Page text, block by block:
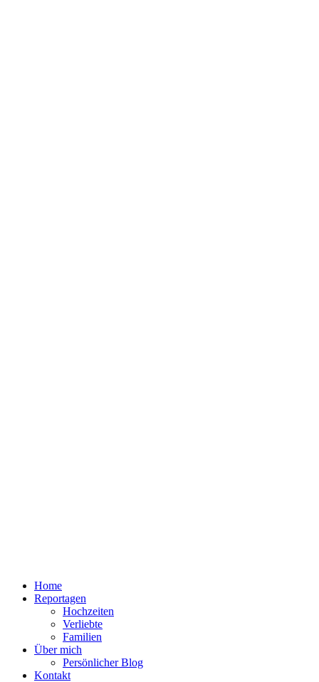
Home
Reportagen
Hochzeiten
Verliebte
Familien
Über mich
Persönlicher Blog
Kontakt